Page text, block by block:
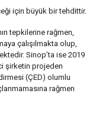
için büyük bir tehdittir.
tepkilerine rağmen,
çalışılmakta olup,
Sinop’ta ise 2019
şirketin projeden
(ÇED) olumlu
rağmen